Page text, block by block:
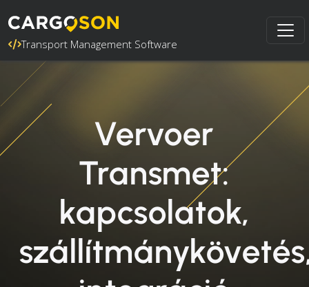
Transport Management Software
Vervoer
Transmet:
kapcsolatok,